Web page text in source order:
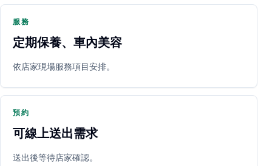
PARTNER SHOP
服務
定期保養、車內美容
依店家現場服務項目安排。
預約
可線上送出需求
送出後等待店家確認。